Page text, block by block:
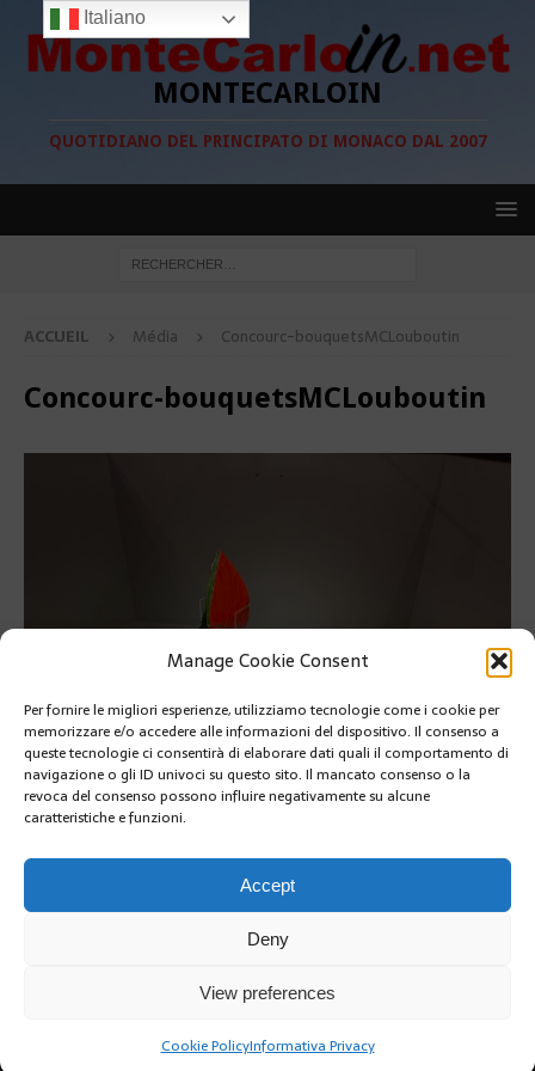
Manage Cookie Consent
Per fornire le migliori esperienze, utilizziamo tecnologie come i cookie per
memorizzare e/o accedere alle informazioni del dispositivo. Il consenso a
queste tecnologie ci consentirà di elaborare dati quali il comportamento di
navigazione o gli ID univoci su questo sito. Il mancato consenso o la
revoca del consenso possono influire negativamente su alcune
caratteristiche e funzioni.
Accept
Deny
View preferences
Cookie PolicyInformativa Privacy
MONTECARLOIN
QUOTIDIANO DEL PRINCIPATO DI MONACO DAL 2007
ACCUEIL Média Concourc-bouquetsMCLouboutin
Concourc-bouquetsMCLouboutin
Copyright @2019 | by Crivle
Italiano